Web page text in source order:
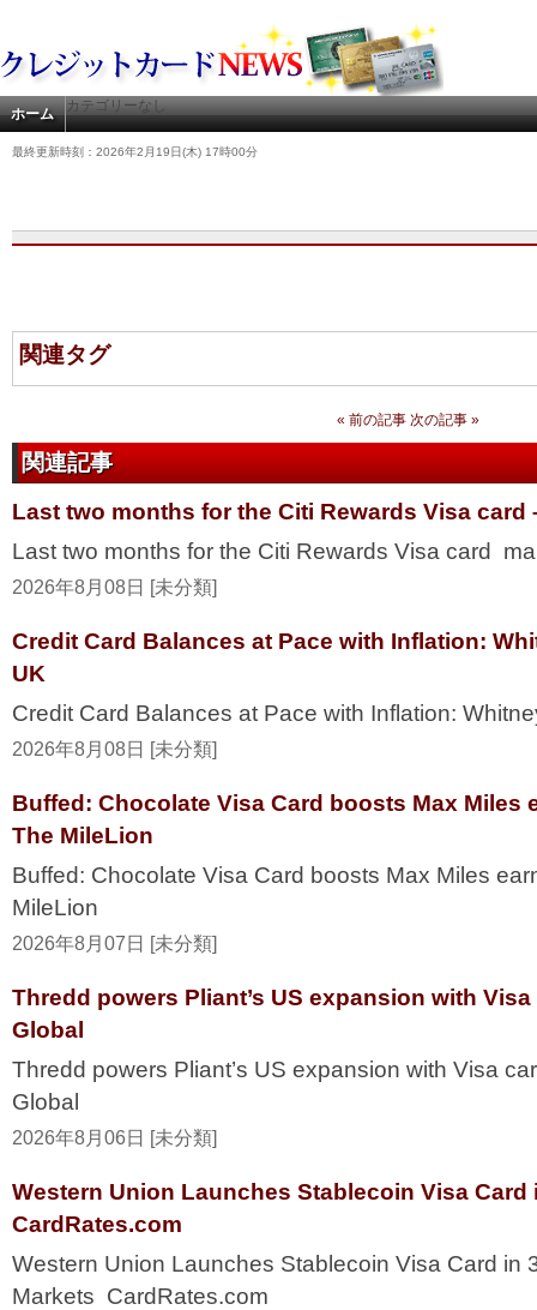
ホーム カテゴリーなし
最終更新時刻：2026年2月19日(木) 17時00分
関連タグ
« 前の記事 次の記事 »
関連記事
Last two months for the Citi Rewards Visa card
Last two months for the Citi Rewards Visa card
2026年8月08日 [未分類]
Credit Card Balances at Pace with Inflation:
UK
Credit Card Balances at Pace with Inflation:
2026年8月08日 [未分類]
Buffed: Chocolate Visa Card boosts Max Miles
The MileLion
Buffed: Chocolate Visa Card boosts Max Miles
MileLion
2026年8月07日 [未分類]
Thredd powers Pliant’s US expansion with
Global
Thredd powers Pliant’s US expansion with Visa
Global
2026年8月06日 [未分類]
Western Union Launches Stablecoin Visa Card
CardRates.com
Western Union Launches Stablecoin Visa Card in
Markets CardRates.com